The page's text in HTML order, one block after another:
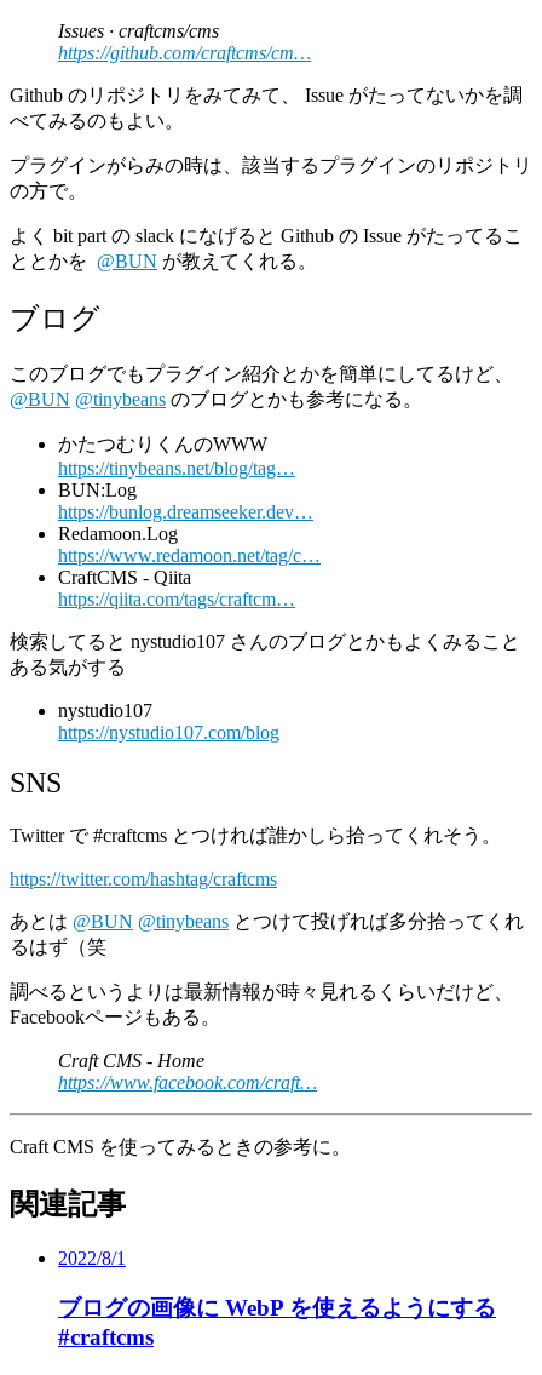
Issues · craftcms/cms
https://github.com/craftcms/cm…
Github のリポジトリをみてみて、 Issue がたってないかを調
べてみるのもよい。
プラグインがらみの時は、該当するプラグインのリポジトリ
の方で。
よく bit part の slack になげると Github の Issue がたってるこ
ととかを @BUN が教えてくれる。
ブログ
このブログでもプラグイン紹介とかを簡単にしてるけど、
@BUN @tinybeans のブログとかも参考になる。
かたつむりくんのWWW
https://tinybeans.net/blog/tag…
BUN:Log
https://bunlog.dreamseeker.dev…
Redamoon.Log
https://www.redamoon.net/tag/c…
CraftCMS - Qiita
https://qiita.com/tags/craftcm…
検索してると nystudio107 さんのブログとかもよくみること
ある気がする
nystudio107
https://nystudio107.com/blog
SNS
Twitter で #craftcms とつければ誰かしら拾ってくれそう。
https://twitter.com/hashtag/craftcms
あとは @BUN @tinybeans とつけて投げれば多分拾ってくれ
るはず（笑
調べるというよりは最新情報が時々見れるくらいだけど、
Facebookページもある。
Craft CMS - Home
https://www.facebook.com/craft…
Craft CMS を使ってみるときの参考に。
関連記事
2022/8/1
ブログの画像に WebP を使えるようにする
#craftcms